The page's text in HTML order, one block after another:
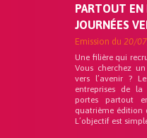
PARTOUT EN
JOURNÉES
Emission du 20/
Une filière qui
Vous cherchez
vers l’avenir ?
entreprises de
portes partout
quatrième édition
L’objectif est